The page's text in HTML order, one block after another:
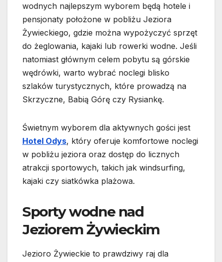
wodnych najlepszym wyborem będą hotele i
pensjonaty położone w pobliżu Jeziora
Żywieckiego, gdzie można wypożyczyć sprzęt
do żeglowania, kajaki lub rowerki wodne. Jeśli
natomiast głównym celem pobytu są górskie
wędrówki, warto wybrać noclegi blisko
szlaków turystycznych, które prowadzą na
Skrzyczne, Babią Górę czy Rysiankę.
Świetnym wyborem dla aktywnych gości jest
Hotel Odys, który oferuje komfortowe noclegi
w pobliżu jeziora oraz dostęp do licznych
atrakcji sportowych, takich jak windsurfing,
kajaki czy siatkówka plażowa.
Sporty wodne nad
Jeziorem Żywieckim
Jezioro Żywieckie to prawdziwy raj dla